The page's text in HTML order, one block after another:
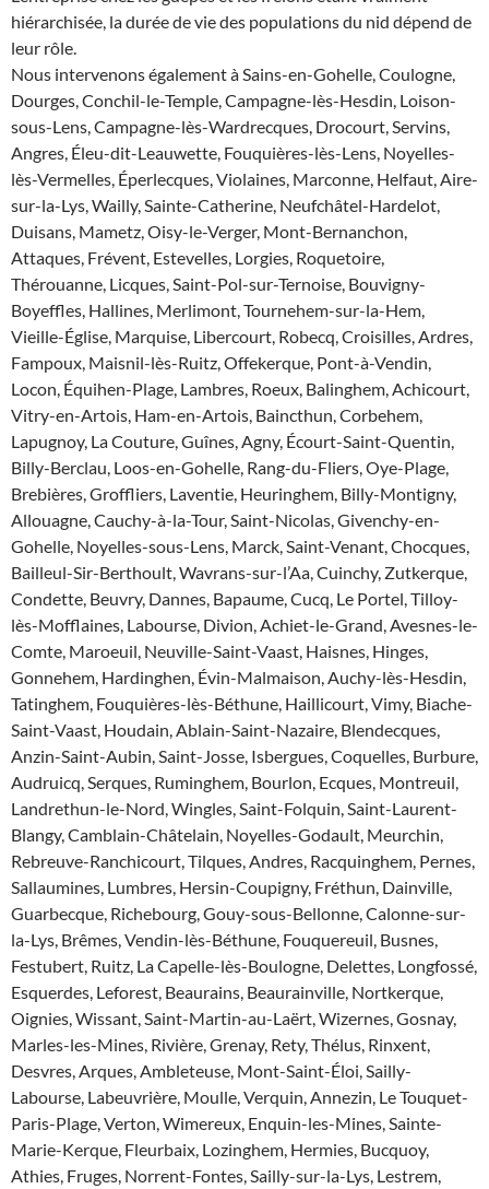
hiérarchisée, la durée de vie des populations du nid dépend de
leur rôle.
Nous intervenons également à Sains-en-Gohelle, Coulogne,
Dourges, Conchil-le-Temple, Campagne-lès-Hesdin, Loison-
sous-Lens, Campagne-lès-Wardrecques, Drocourt, Servins,
Angres, Éleu-dit-Leauwette, Fouquières-lès-Lens, Noyelles-
lès-Vermelles, Éperlecques, Violaines, Marconne, Helfaut, Aire-
sur-la-Lys, Wailly, Sainte-Catherine, Neufchâtel-Hardelot,
Duisans, Mametz, Oisy-le-Verger, Mont-Bernanchon,
Attaques, Frévent, Estevelles, Lorgies, Roquetoire,
Thérouanne, Licques, Saint-Pol-sur-Ternoise, Bouvigny-
Boyeffles, Hallines, Merlimont, Tournehem-sur-la-Hem,
Vieille-Église, Marquise, Libercourt, Robecq, Croisilles, Ardres,
Fampoux, Maisnil-lès-Ruitz, Offekerque, Pont-à-Vendin,
Locon, Équihen-Plage, Lambres, Roeux, Balinghem, Achicourt,
Vitry-en-Artois, Ham-en-Artois, Baincthun, Corbehem,
Lapugnoy, La Couture, Guînes, Agny, Écourt-Saint-Quentin,
Billy-Berclau, Loos-en-Gohelle, Rang-du-Fliers, Oye-Plage,
Brebières, Groffliers, Laventie, Heuringhem, Billy-Montigny,
Allouagne, Cauchy-à-la-Tour, Saint-Nicolas, Givenchy-en-
Gohelle, Noyelles-sous-Lens, Marck, Saint-Venant, Chocques,
Bailleul-Sir-Berthoult, Wavrans-sur-l’Aa, Cuinchy, Zutkerque,
Condette, Beuvry, Dannes, Bapaume, Cucq, Le Portel, Tilloy-
lès-Mofflaines, Labourse, Divion, Achiet-le-Grand, Avesnes-le-
Comte, Maroeuil, Neuville-Saint-Vaast, Haisnes, Hinges,
Gonnehem, Hardinghen, Évin-Malmaison, Auchy-lès-Hesdin,
Tatinghem, Fouquières-lès-Béthune, Haillicourt, Vimy, Biache-
Saint-Vaast, Houdain, Ablain-Saint-Nazaire, Blendecques,
Anzin-Saint-Aubin, Saint-Josse, Isbergues, Coquelles, Burbure,
Audruicq, Serques, Ruminghem, Bourlon, Ecques, Montreuil,
Landrethun-le-Nord, Wingles, Saint-Folquin, Saint-Laurent-
Blangy, Camblain-Châtelain, Noyelles-Godault, Meurchin,
Rebreuve-Ranchicourt, Tilques, Andres, Racquinghem, Pernes,
Sallaumines, Lumbres, Hersin-Coupigny, Fréthun, Dainville,
Guarbecque, Richebourg, Gouy-sous-Bellonne, Calonne-sur-
la-Lys, Brêmes, Vendin-lès-Béthune, Fouquereuil, Busnes,
Festubert, Ruitz, La Capelle-lès-Boulogne, Delettes, Longfossé,
Esquerdes, Leforest, Beaurains, Beaurainville, Nortkerque,
Oignies, Wissant, Saint-Martin-au-Laërt, Wizernes, Gosnay,
Marles-les-Mines, Rivière, Grenay, Rety, Thélus, Rinxent,
Desvres, Arques, Ambleteuse, Mont-Saint-Éloi, Sailly-
Labourse, Labeuvrière, Moulle, Verquin, Annezin, Le Touquet-
Paris-Plage, Verton, Wimereux, Enquin-les-Mines, Sainte-
Marie-Kerque, Fleurbaix, Lozinghem, Hermies, Bucquoy,
Athies, Fruges, Norrent-Fontes, Sailly-sur-la-Lys, Lestrem,